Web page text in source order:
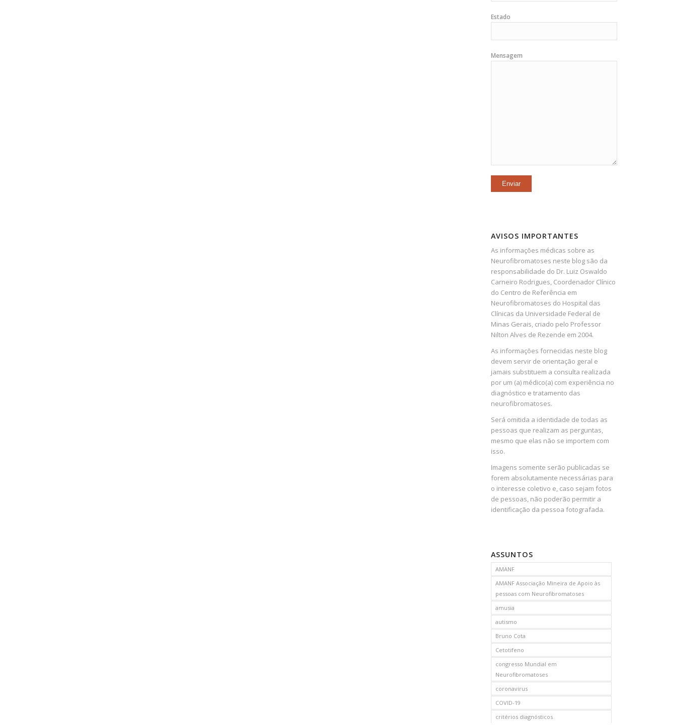
Estado
Mensagem
AVISOS IMPORTANTES
As informações médicas sobre as
Neurofibromatoses neste blog são da
responsabilidade do Dr. Luiz Oswaldo
Carneiro Rodrigues, Coordenador Clínico
do Centro de Referência em
Neurofibromatoses do Hospital das
Clínicas da Universidade Federal de
Minas Gerais, criado pelo Professor
Nilton Alves de Rezende em 2004.
As informações fornecidas neste blog
devem servir de orientação geral e
jamais substituem a consulta realizada
por um (a) médico(a) com experiência no
diagnóstico e tratamento das
neurofibromatoses.
Será omitida a identidade de todas as
pessoas que realizam as perguntas,
mesmo que elas não se importem com
isso.
Imagens somente serão publicadas se
forem absolutamente necessárias para
o interesse coletivo e, caso sejam fotos
de pessoas, não poderão permitir a
identificação da pessoa fotografada.
ASSUNTOS
AMANF
AMANF Associação Mineira de Apoio às
pessoas com Neurofibromatoses
amusia
autismo
Bruno Cota
Cetotifeno
congresso Mundial em
Neurofibromatoses
coronavirus
COVID-19
critérios diagnósticos